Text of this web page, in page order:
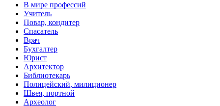
В мире профессий
Учитель
Повар, кондитер
Спасатель
Врач
Бухгалтер
Юрист
Архитектор
Библиотекарь
Полицейский, милиционер
Швея, портной
Археолог